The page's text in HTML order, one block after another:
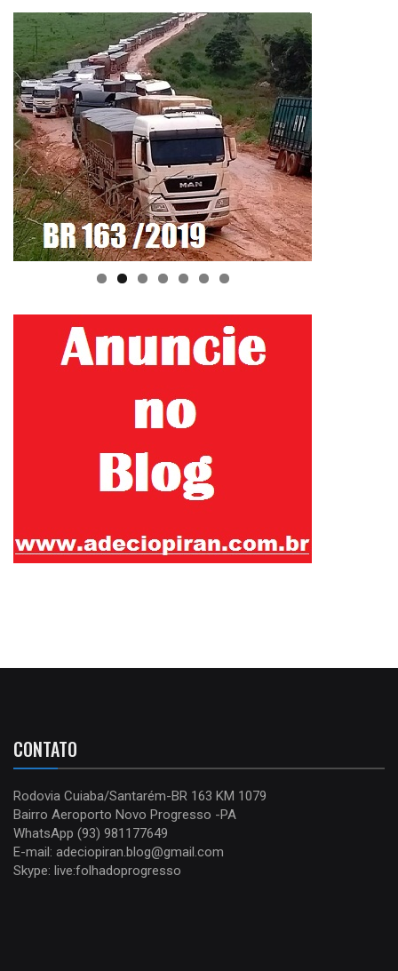
CONTATO
Rodovia Cuiaba/Santarém-BR 163 KM 1079
Bairro Aeroporto Novo Progresso -PA
WhatsApp (93) 981177649
E-mail: adeciopiran.blog@gmail.com
Skype: live:folhadoprogresso